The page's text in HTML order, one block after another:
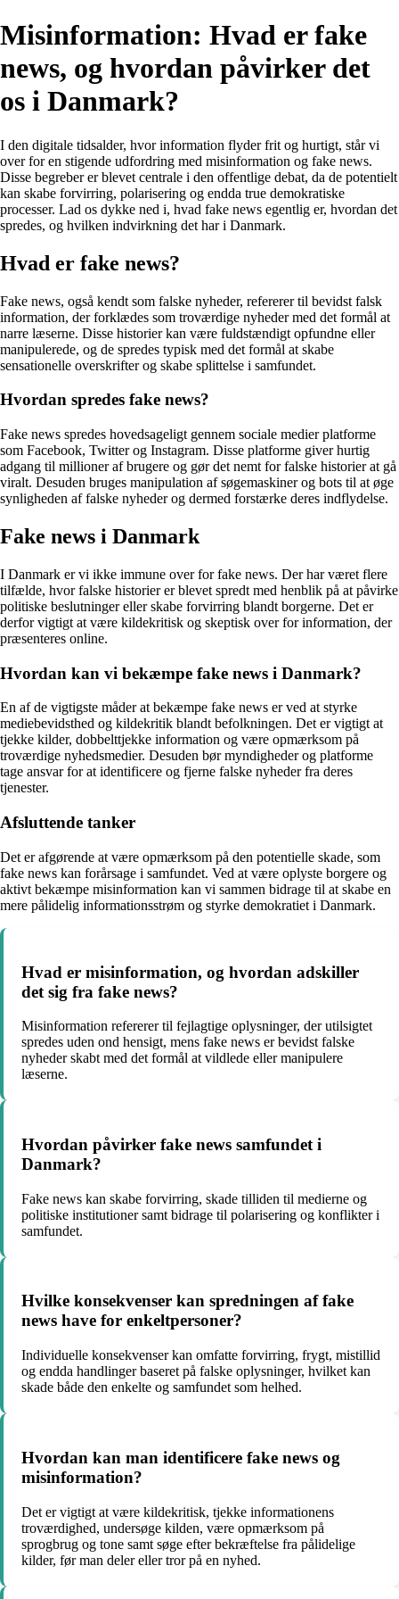
Misinformation: Hvad er fake
news, og hvordan påvirker det
os i Danmark?
I den digitale tidsalder, hvor information flyder frit og hurtigt, står vi
over for en stigende udfordring med misinformation og fake news.
Disse begreber er blevet centrale i den offentlige debat, da de potentielt
kan skabe forvirring, polarisering og endda true demokratiske
processer. Lad os dykke ned i, hvad fake news egentlig er, hvordan det
spredes, og hvilken indvirkning det har i Danmark.
Hvad er fake news?
Fake news, også kendt som falske nyheder, refererer til bevidst falsk
information, der forklædes som troværdige nyheder med det formål at
narre læserne. Disse historier kan være fuldstændigt opfundne eller
manipulerede, og de spredes typisk med det formål at skabe
sensationelle overskrifter og skabe splittelse i samfundet.
Hvordan spredes fake news?
Fake news spredes hovedsageligt gennem sociale medier platforme
som Facebook, Twitter og Instagram. Disse platforme giver hurtig
adgang til millioner af brugere og gør det nemt for falske historier at gå
viralt. Desuden bruges manipulation af søgemaskiner og bots til at øge
synligheden af falske nyheder og dermed forstærke deres indflydelse.
Fake news i Danmark
I Danmark er vi ikke immune over for fake news. Der har været flere
tilfælde, hvor falske historier er blevet spredt med henblik på at påvirke
politiske beslutninger eller skabe forvirring blandt borgerne. Det er
derfor vigtigt at være kildekritisk og skeptisk over for information, der
præsenteres online.
Hvordan kan vi bekæmpe fake news i Danmark?
En af de vigtigste måder at bekæmpe fake news er ved at styrke
mediebevidsthed og kildekritik blandt befolkningen. Det er vigtigt at
tjekke kilder, dobbelttjekke information og være opmærksom på
troværdige nyhedsmedier. Desuden bør myndigheder og platforme
tage ansvar for at identificere og fjerne falske nyheder fra deres
tjenester.
Afsluttende tanker
Det er afgørende at være opmærksom på den potentielle skade, som
fake news kan forårsage i samfundet. Ved at være oplyste borgere og
aktivt bekæmpe misinformation kan vi sammen bidrage til at skabe en
mere pålidelig informationsstrøm og styrke demokratiet i Danmark.
Hvad er misinformation, og hvordan adskiller
det sig fra fake news?
Misinformation refererer til fejlagtige oplysninger, der utilsigtet
spredes uden ond hensigt, mens fake news er bevidst falske
nyheder skabt med det formål at vildlede eller manipulere
læserne.
Hvordan påvirker fake news samfundet i
Danmark?
Fake news kan skabe forvirring, skade tilliden til medierne og
politiske institutioner samt bidrage til polarisering og konflikter i
samfundet.
Hvilke konsekvenser kan spredningen af fake
news have for enkeltpersoner?
Individuelle konsekvenser kan omfatte forvirring, frygt, mistillid
og endda handlinger baseret på falske oplysninger, hvilket kan
skade både den enkelte og samfundet som helhed.
Hvordan kan man identificere fake news og
misinformation?
Det er vigtigt at være kildekritisk, tjekke informationens
troværdighed, undersøge kilden, være opmærksom på
sprogbrug og tone samt søge efter bekræftelse fra pålidelige
kilder, før man deler eller tror på en nyhed.